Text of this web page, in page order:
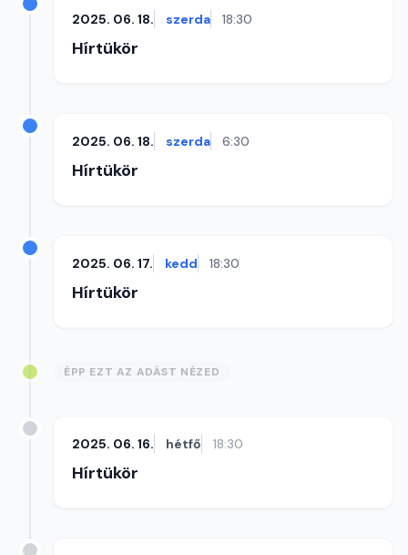
2025. 06. 18. szerda 18:30
Hírtükör
2025. 06. 18. szerda 6:30
Hírtükör
2025. 06. 17. kedd 18:30
Hírtükör
ÉPP EZT AZ ADÁST NÉZED
2025. 06. 16. hétfő 18:30
Hírtükör